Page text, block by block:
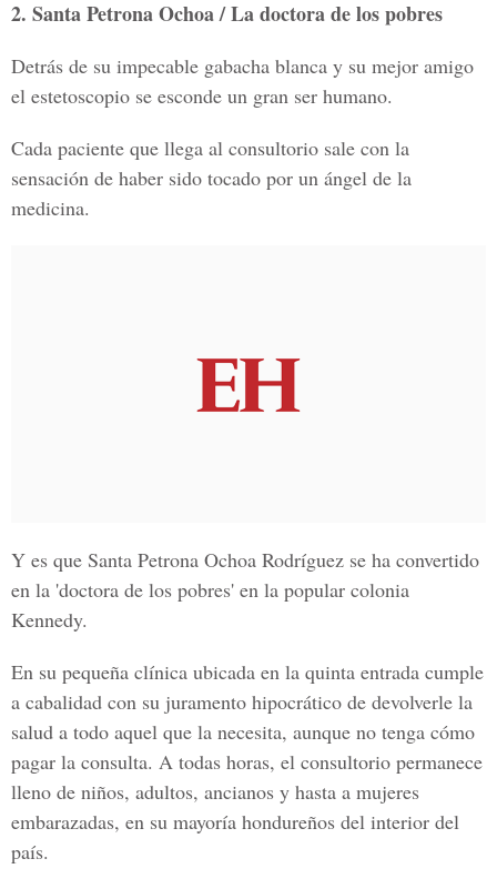
2. Santa Petrona Ochoa / La doctora de los pobres
Detrás de su impecable gabacha blanca y su mejor amigo
el estetoscopio se esconde un gran ser humano.
Cada paciente que llega al consultorio sale con la
sensación de haber sido tocado por un ángel de la
medicina.
Y es que Santa Petrona Ochoa Rodríguez se ha convertido
en la 'doctora de los pobres' en la popular colonia
Kennedy.
En su pequeña clínica ubicada en la quinta entrada cumple
a cabalidad con su juramento hipocrático de devolverle la
salud a todo aquel que la necesita, aunque no tenga cómo
pagar la consulta. A todas horas, el consultorio permanece
lleno de niños, adultos, ancianos y hasta a mujeres
embarazadas, en su mayoría hondureños del interior del
país.